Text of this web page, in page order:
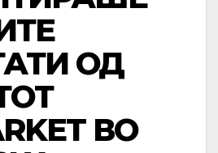
ОД
ВО